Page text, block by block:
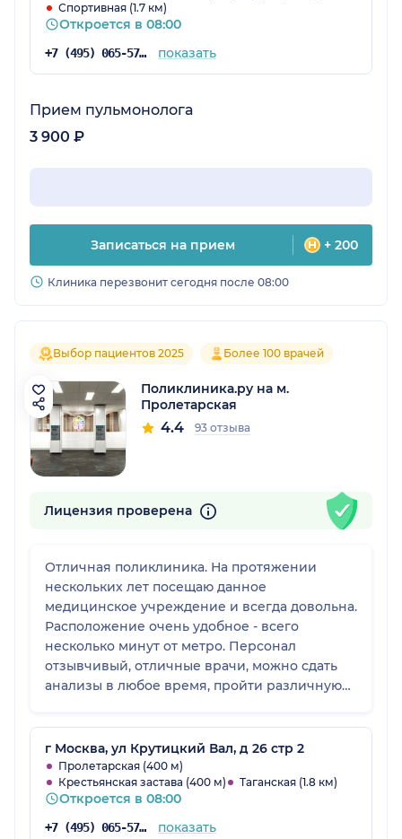
позволить нечасто. Эту клинику посоветовал
посетить невролог, мой лечащий врач.
Спортивная (1.7 км)
Откроется в 08:00
+7 (495) 065-57-73 показать
Прием пульмонолога
3 900 ₽
Записаться на прием + 200
Клиника перезвонит сегодня после 08:00
Выбор пациентов 2025 Более 100 врачей
Поликлиника.ру на м.
Пролетарская
4.4 93 отзыва
Лицензия проверена
Отличная поликлиника. На протяжении
нескольких лет посещаю данное
медицинское учреждение и всегда довольна.
Расположение очень удобное - всего
несколько минут от метро. Персонал
отзывчивый, отличные врачи, можно сдать
анализы в любое время, пройти различную
Так, что рекомендую.
г Москва, ул Крутицкий Вал, д 26 стр 2
Пролетарская (400 м)
Крестьянская застава (400 м)
Таганская (1.8 км)
Откроется в 08:00
+7 (495) 065-57-73 показать